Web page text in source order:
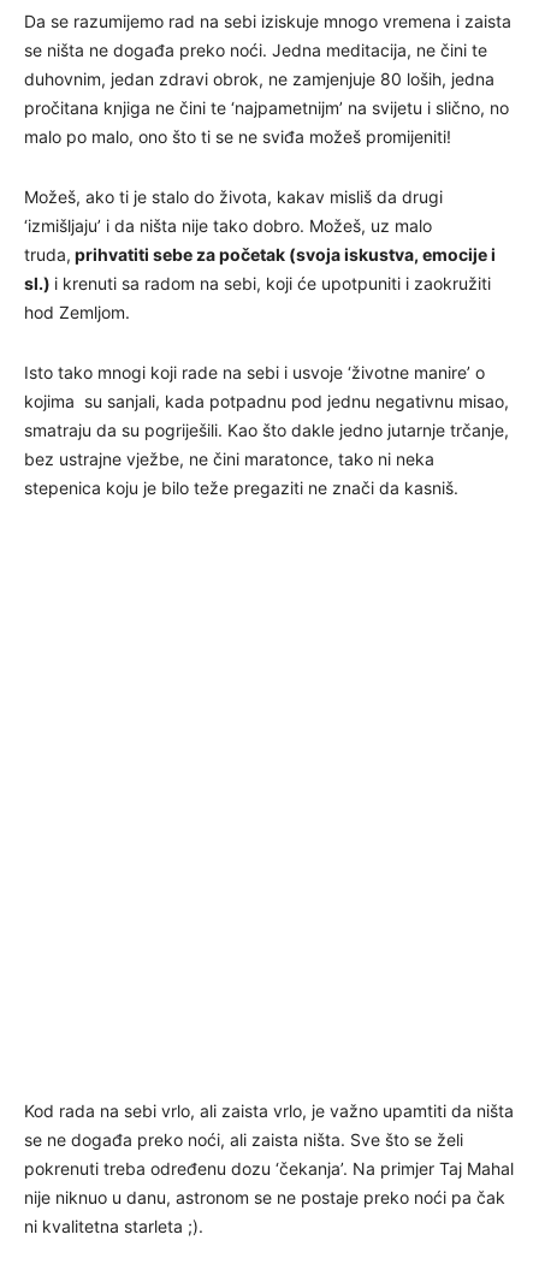
Da se razumijemo rad na sebi iziskuje mnogo vremena i zaista
se ništa ne događa preko noći. Jedna meditacija, ne čini te
duhovnim, jedan zdravi obrok, ne zamjenjuje 80 loših, jedna
pročitana knjiga ne čini te ‘najpametnijm’ na svijetu i slično, no
malo po malo, ono što ti se ne sviđa možeš promijeniti!
Možeš, ako ti je stalo do života, kakav misliš da drugi
‘izmišljaju’ i da ništa nije tako dobro. Možeš, uz malo
truda, prihvatiti sebe za početak (svoja iskustva, emocije i
sl.) i krenuti sa radom na sebi, koji će upotpuniti i zaokružiti
hod Zemljom.
Isto tako mnogi koji rade na sebi i usvoje ‘životne manire’ o
kojima su sanjali, kada potpadnu pod jednu negativnu misao,
smatraju da su pogriješili. Kao što dakle jedno jutarnje trčanje,
bez ustrajne vježbe, ne čini maratonce, tako ni neka
stepenica koju je bilo teže pregaziti ne znači da kasniš.
Kod rada na sebi vrlo, ali zaista vrlo, je važno upamtiti da ništa
se ne događa preko noći, ali zaista ništa. Sve što se želi
pokrenuti treba određenu dozu ‘čekanja’. Na primjer Taj Mahal
nije niknuo u danu, astronom se ne postaje preko noći pa čak
ni kvalitetna starleta ;).